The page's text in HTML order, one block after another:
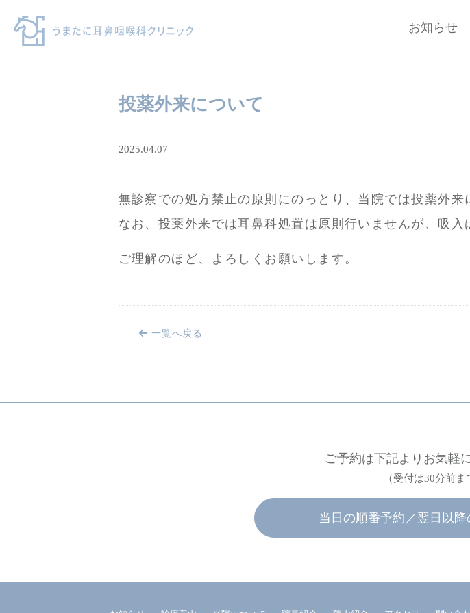
お知らせ
投薬外来について
2025.04.07
無診察での処方禁止の原則にのっとり、当院では投薬外
なお、投薬外来では耳鼻科処置は原則行いませんが、吸入
ご理解のほど、よろしくお願いします。
一覧へ戻る
ご予約は下記よりお気軽
（受付は30分前ま
当日の順番予約 ／ 翌日以降